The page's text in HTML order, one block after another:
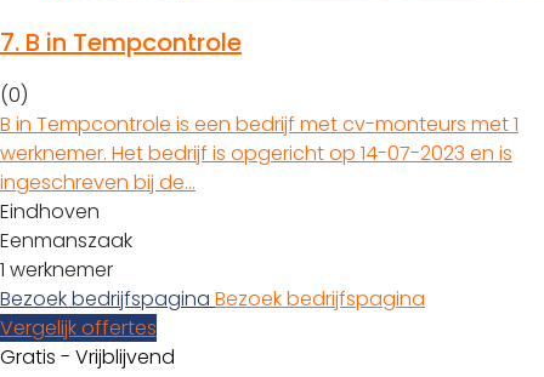
7. B in Tempcontrole
(0)
B in Tempcontrole is een bedrijf met cv-monteurs met 1
werknemer. Het bedrijf is opgericht op 14-07-2023 en is
ingeschreven bij de…
Eindhoven
Eenmanszaak
1 werknemer
Bezoek bedrijfspagina Bezoek bedrijfspagina
Vergelijk offertes
Gratis - Vrijblijvend